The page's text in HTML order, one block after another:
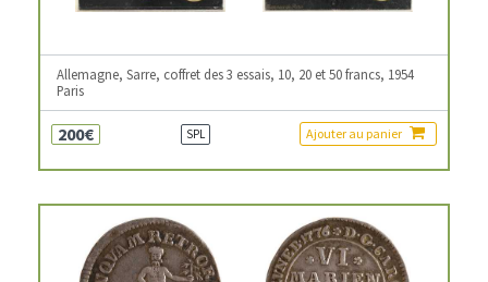
Allemagne, Sarre, coffret des 3 essais, 10, 20 et 50 francs, 1954
Paris
200€ SPL Ajouter au panier